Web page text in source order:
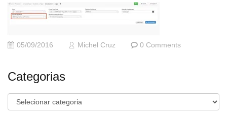
05/09/2016 Michel Cruz 0 Comments
Categorias
Categorias